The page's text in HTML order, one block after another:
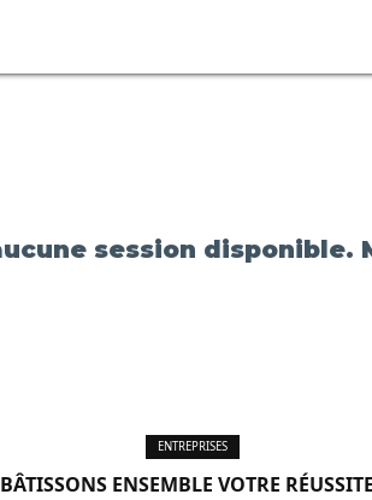
session disponible.
ENTREPRISES
BÂTISSONS ENSEMBLE VOTRE